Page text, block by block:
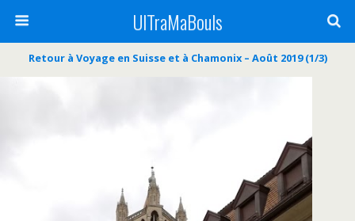
UlTraMaBouls
Retour à Voyage en Suisse et à Chamonix – Août 2019 (1/3)